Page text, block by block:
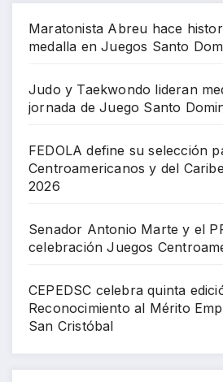
Maratonista Abreu hace
medalla en Juegos Santo
Judo y Taekwondo lideran
jornada de Juego Santo
FEDOLA define su selección
Centroamericanos y del
2026
Senador Antonio Marte y el
celebración Juegos
CEPEDSC celebra quinta
Reconocimiento al Mérito
San Cristóbal